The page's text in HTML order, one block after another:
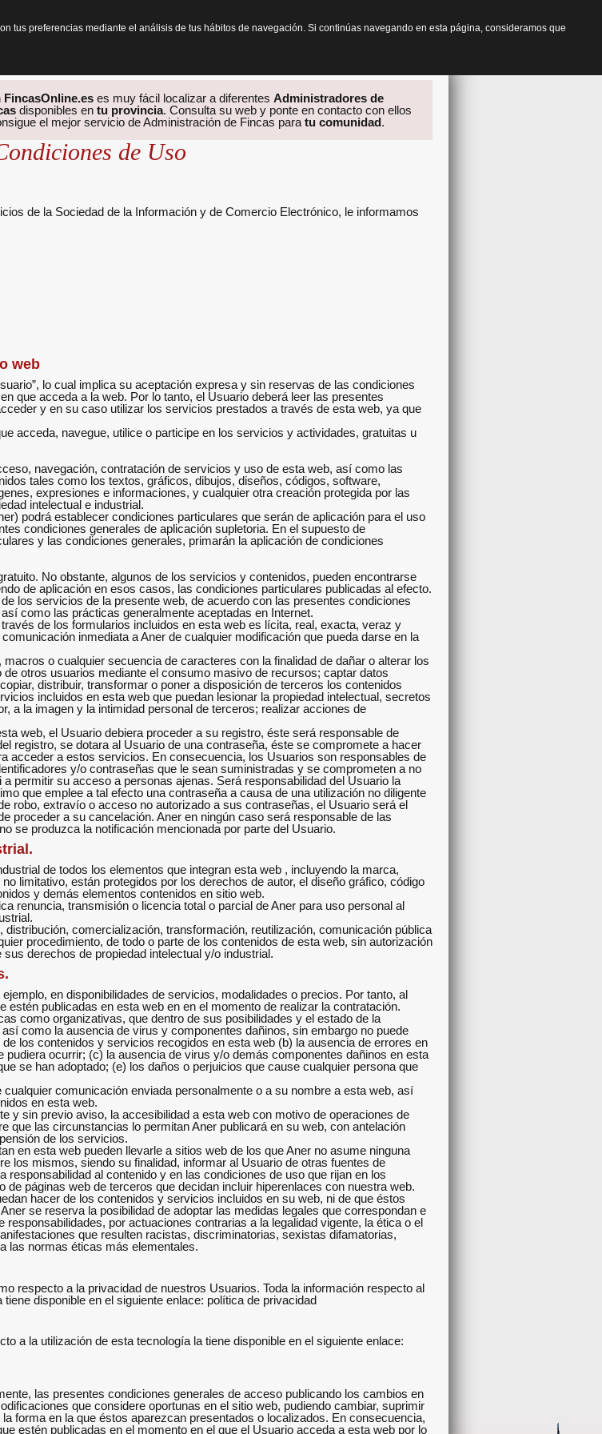
FincasOnline.eses muy fácil localizar a diferentes Administradores de
disponibles en tu provincia. Consulta su web y ponte en contacto con ellos
el mejor servicio de Administración de Fincas para tu comunidad.
de Uso
de la Sociedad de la Información y de Comercio Electrónico, le informamos
web
lo cual implica su aceptación expresa y sin reservas de las condiciones
que acceda a la web. Por lo tanto, el Usuario deberá leer las presentes
y en su caso utilizar los servicios prestados a través de esta web, ya que
acceda, navegue, utilice o participe en los servicios y actividades, gratuitas u
navegación, contratación de servicios y uso de esta web, así como las
tales como los textos, gráficos, dibujos, diseños, códigos, software,
expresiones e informaciones, y cualquier otra creación protegida por las
intelectual e industrial.
podrá establecer condiciones particulares que serán de aplicación para el uso
condiciones generales de aplicación supletoria. En el supuesto de
y las condiciones generales, primarán la aplicación de condiciones
No obstante, algunos de los servicios y contenidos, pueden encontrarse
de aplicación en esos casos, las condiciones particulares publicadas al efecto.
los servicios de la presente web, de acuerdo con las presentes condiciones
como las prácticas generalmente aceptadas en Internet.
de los formularios incluidos en esta web es lícita, real, exacta, veraz y
inmediata a Aner de cualquier modificación que pueda darse en la
o cualquier secuencia de caracteres con la finalidad de dañar o alterar los
otros usuarios mediante el consumo masivo de recursos; captar datos
distribuir, transformar o poner a disposición de terceros los contenidos
incluidos en esta web que puedan lesionar la propiedad intelectual, secretos
a la imagen y la intimidad personal de terceros; realizar acciones de
web, el Usuario debiera proceder a su registro, éste será responsable de
registro, se dotara al Usuario de una contraseña, éste se compromete a hacer
acceder a estos servicios. En consecuencia, los Usuarios son responsables de
y/o contraseñas que le sean suministradas y se comprometen a no
permitir su acceso a personas ajenas. Será responsabilidad del Usuario la
que emplee a tal efecto una contraseña a causa de una utilización no diligente
robo, extravío o acceso no autorizado a sus contraseñas, el Usuario será el
proceder a su cancelación. Aner en ningún caso será responsable de las
se produzca la notificación mencionada por parte del Usuario.
de todos los elementos que integran esta web , incluyendo la marca,
limitativo, están protegidos por los derechos de autor, el diseño gráfico, código
y demás elementos contenidos en sitio web.
renuncia, transmisión o licencia total o parcial de Aner para uso personal al
comercialización, transformación, reutilización, comunicación pública
procedimiento, de todo o parte de los contenidos de esta web, sin autorización
derechos de propiedad intelectual y/o industrial.
en disponibilidades de servicios, modalidades o precios. Por tanto, al
publicadas en esta web en en el momento de realizar la contratación.
como organizativas, que dentro de sus posibilidades y el estado de la
como la ausencia de virus y componentes dañinos, sin embargo no puede
los contenidos y servicios recogidos en esta web (b) la ausencia de errores en
ocurrir; (c) la ausencia de virus y/o demás componentes dañinos en esta
se han adoptado; (e) los daños o perjuicios que cause cualquier persona que
comunicación enviada personalmente o a su nombre a esta web, así
en esta web.
y sin previo aviso, la accesibilidad a esta web con motivo de operaciones de
que las circunstancias lo permitan Aner publicará en su web, con antelación
de los servicios.
en esta web pueden llevarle a sitios web de los que Aner no asume ninguna
los mismos, siendo su finalidad, informar al Usuario de otras fuentes de
al contenido y en las condiciones de uso que rijan en los
páginas web de terceros que decidan incluir hiperenlaces con nuestra web.
hacer de los contenidos y servicios incluidos en su web, ni de que éstos
se reserva la posibilidad de adoptar las medidas legales que correspondan e
por actuaciones contrarias a la legalidad vigente, la ética o el
que resulten racistas, discriminatorias, sexistas difamatorias,
las normas éticas más elementales.
respecto a la privacidad de nuestros Usuarios. Toda la información respecto al
disponible en el siguiente enlace: política de privacidad
a la utilización de esta tecnología la tiene disponible en el siguiente enlace:
las presentes condiciones generales de acceso publicando los cambios en
que considere oportunas en el sitio web, pudiendo cambiar, suprimir
forma en la que éstos aparezcan presentados o localizados. En consecuencia,
estén publicadas en el momento en el que el Usuario acceda a esta web por lo
tus preferencias mediante el análisis de tus hábitos de navegación. Si continúas navegando en esta página, consideramos que